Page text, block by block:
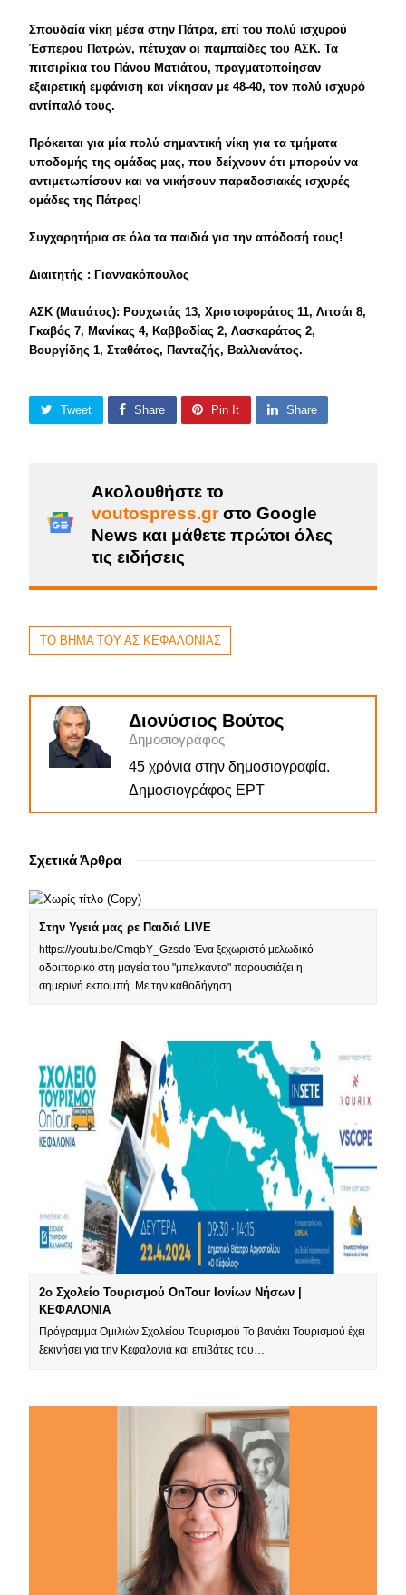
Σπουδαία νίκη μέσα στην Πάτρα, επί του πολύ ισχυρού
Έσπερου Πατρών, πέτυχαν οι παμπαίδες του ΑΣΚ. Τα
πιτσιρίκια του Πάνου Ματιάτου, πραγματοποίησαν
εξαιρετική εμφάνιση και νίκησαν με 48-40, τον πολύ ισχυρό
αντίπαλό τους.
Πρόκειται για μία πολύ σημαντική νίκη για τα τμήματα
υποδομής της ομάδας μας, που δείχνουν ότι μπορούν να
αντιμετωπίσουν και να νικήσουν παραδοσιακές ισχυρές
ομάδες της Πάτρας!
Συγχαρητήρια σε όλα τα παιδιά για την απόδοσή τους!
Διαιτητής : Γιαννακόπουλος
ΑΣΚ (Ματιάτος): Ρουχωτάς 13, Χριστοφοράτος 11, Λιτσάι 8,
Γκαβός 7, Μανίκας 4, Καββαδίας 2, Λασκαράτος 2,
Βουργίδης 1, Σταθάτος, Πανταζής, Βαλλιανάτος.
Tweet Share Pin It Share
Ακολουθήστε το
voutospress.grστο Google
News και μάθετε πρώτοι όλες
τις ειδήσεις
ΤΟ ΒΗΜΑ ΤΟΥ ΑΣ ΚΕΦΑΛΟΝΙΑΣ
Διονύσιος Βούτος
Δημοσιογράφος
45 χρόνια στην δημοσιογραφία.
Δημοσιογράφος ΕΡΤ
Σχετικά Άρθρα
Στην Υγειά μας ρε Παιδιά LIVE
https://youtu.be/CmqbY_Gzsdo Ένα ξεχωριστό μελωδικό
οδοιπορικό στη μαγεία του "μπελκάντο" παρουσιάζει η
σημερινή εκπομπή. Με την καθοδήγηση…
2ο Σχολείο Τουρισμού OnTour Ιoνίων Νήσων |
ΚΕΦΑΛΟΝΙΑ
Πρόγραμμα Ομιλιών Σχολείου Τουρισμού Το βανάκι Τουρισμού έχει
ξεκινήσει για την Κεφαλονιά και επιβάτες του…